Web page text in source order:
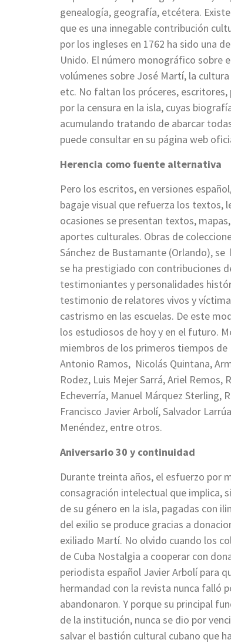
genealogía, geografía, etcétera.
que es una innegable contribución
por los ingleses en 1762 ha sido una
Unido. El número monográfico sobre
volúmenes sobre José Martí, la
etc. No faltan los próceres,
por la censura en la isla, cuyas
acumulando tratando de abarcar
puede consultar en su página web
Herencia como fuente alternativa
Pero los escritos, en versiones
bagaje visual que refuerza los textos,
ocasiones se presentan textos,
aportes culturales. Obras de
Sánchez de Bustamante (Orlando), se
se ha prestigiado con contribuciones
testimoniantes y personalidades
testimonio de relatores vivos y
castrismo en las escuelas. De este
los estudiosos de hoy y en el futuro.
miembros de los primeros tiempos de
Antonio Ramos, Nicolás Quintana,
Rodez, Luis Mejer Sarrá, Ariel
Echeverría, Manuel Márquez Sterling,
Francisco Javier Arbolí, Salvador
Menéndez, entre otros.
Aniversario 30 y continuidad
Durante treinta años, el esfuerzo por
consagración intelectual que implica,
de su género en la isla, pagadas con
del exilio se produce gracias a
exiliado Martí. No olvido cuando los
de Cuba Nostalgia a cooperar con
periodista español Javier Arbolí para
hermandad con la revista nunca falló
abandonaron. Y porque su principal
de la institución, nunca se dio por
salvar el bastión cultural cubano que